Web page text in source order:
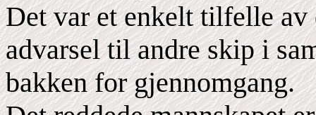
Det var et enkelt tilfelle
advarsel til andre skip i
bakken for gjennomgang.